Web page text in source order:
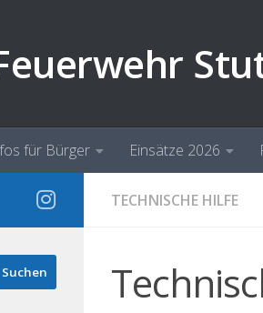
für Bürger Einsätze 2026
TECHNISCHE HILFE